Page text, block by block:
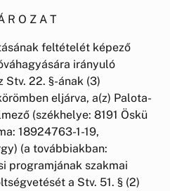
R O Z A T
feltételét képező
irányuló
22. §-ának (3)
eljárva, a(z) Palota-
(székhelye: 8191 Öskü
18924763-1-19,
(a továbbiakban:
programjának szakmai
a Stv. 51. § (2)